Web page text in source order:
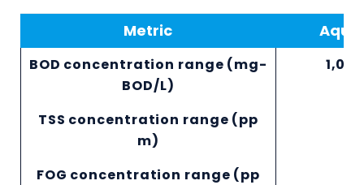
Metric
BOD concentration range (mg-
BOD/L)
TSS concentration range (pp
m)
FOG concentration range (pp